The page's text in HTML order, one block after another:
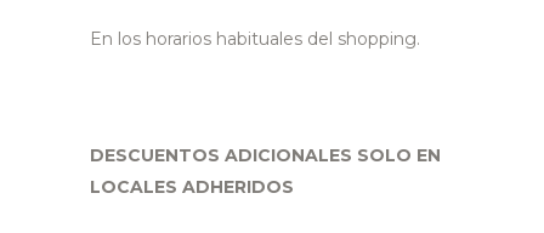
En los horarios habituales del shopping.
DESCUENTOS ADICIONALES SOLO EN
LOCALES ADHERIDOS